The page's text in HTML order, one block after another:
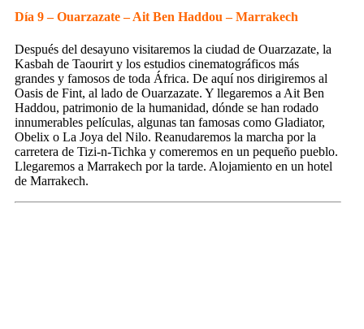
Día 9 – Ouarzazate – Ait Ben Haddou – Marrakech
Después del desayuno visitaremos la ciudad de Ouarzazate, la
Kasbah de Taourirt y los estudios cinematográficos más
grandes y famosos de toda África. De aquí nos dirigiremos al
Oasis de Fint, al lado de Ouarzazate. Y llegaremos a Ait Ben
Haddou, patrimonio de la humanidad, dónde se han rodado
innumerables películas, algunas tan famosas como Gladiator,
Obelix o La Joya del Nilo. Reanudaremos la marcha por la
carretera de Tizi-n-Tichka y comeremos en un pequeño pueblo.
Llegaremos a Marrakech por la tarde. Alojamiento en un hotel
de Marrakech.